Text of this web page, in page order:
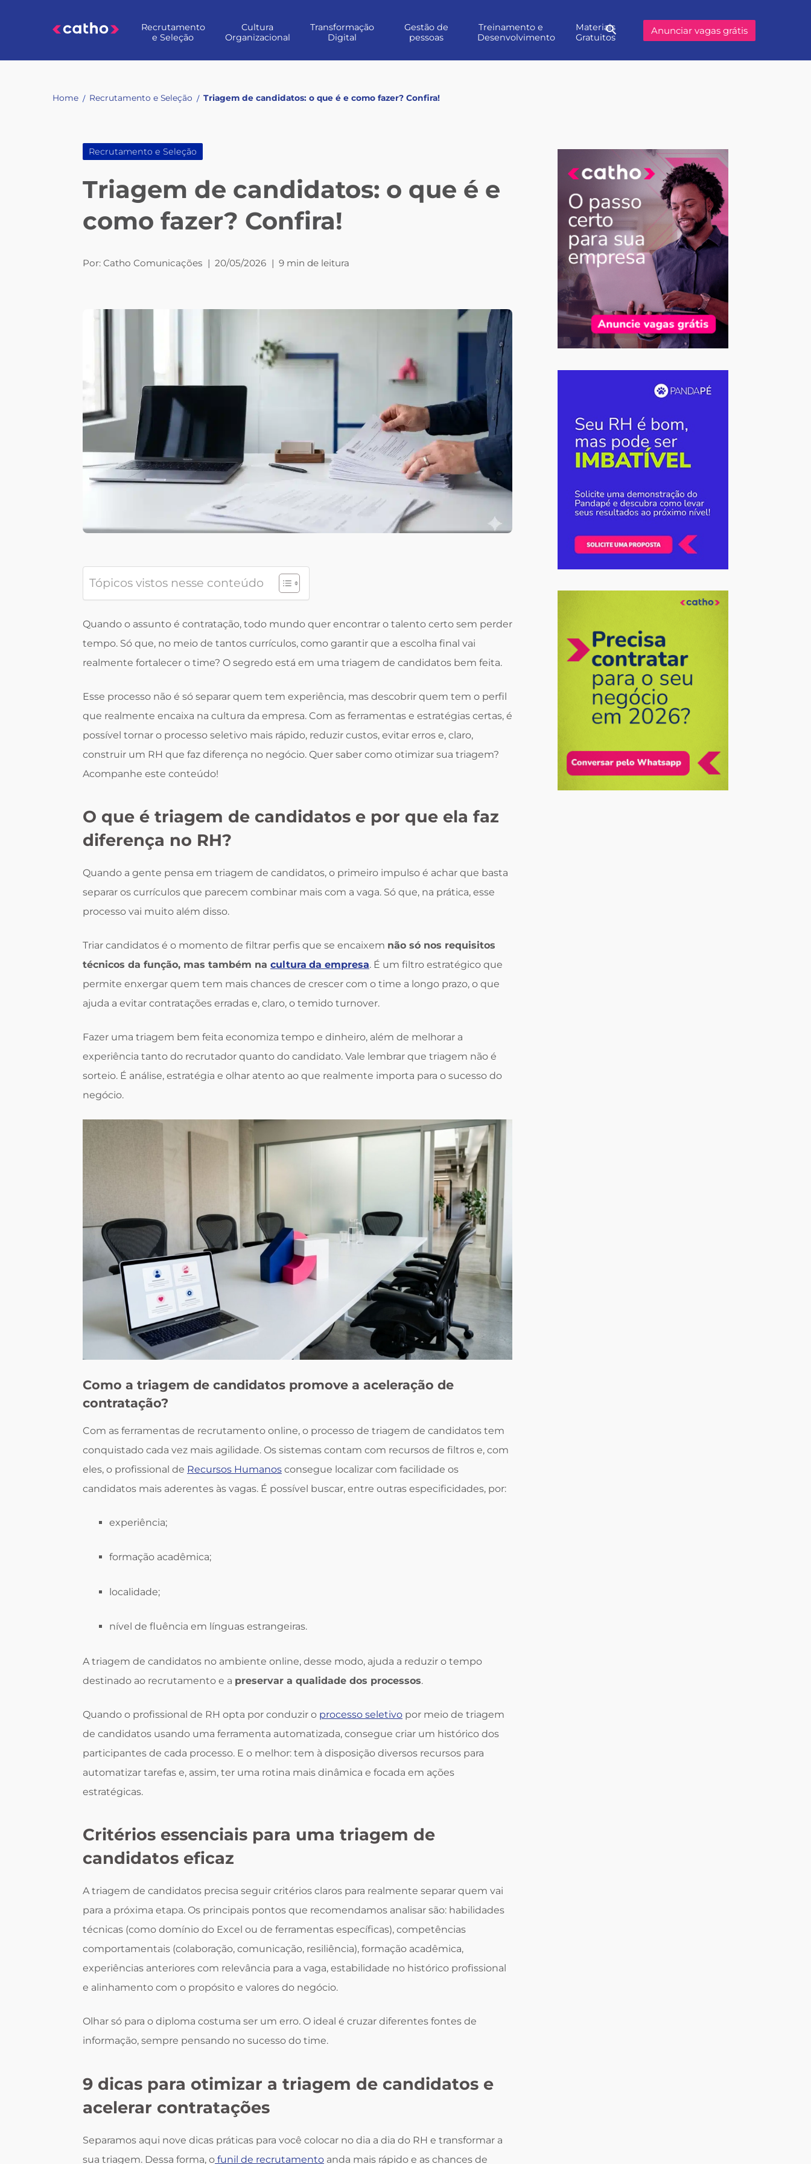
Recrutamento
e Seleção
Cultura
Organizacional
Transformação
Digital
Gestão de
pessoas
Treinamento e
Desenvolvimento
Materiais
Gratuitos
Anunciar vagas grátis
Home / Recrutamento e Seleção / Triagem de candidatos: o que é e como fazer? Confira!
Recrutamento e Seleção
Triagem de candidatos: o que é e
como fazer? Confira!
Por: Catho Comunicações | 20/05/2026 | 9 min de leitura
Tópicos vistos nesse conteúdo
Quando o assunto é contratação, todo mundo quer encontrar o talento certo sem perder
tempo. Só que, no meio de tantos currículos, como garantir que a escolha final vai
realmente fortalecer o time? O segredo está em uma triagem de candidatos bem feita.
Esse processo não é só separar quem tem experiência, mas descobrir quem tem o perfil
que realmente encaixa na cultura da empresa. Com as ferramentas e estratégias certas, é
possível tornar o processo seletivo mais rápido, reduzir custos, evitar erros e, claro,
construir um RH que faz diferença no negócio. Quer saber como otimizar sua triagem?
Acompanhe este conteúdo!
O que é triagem de candidatos e por que ela faz
diferença no RH?
Quando a gente pensa em triagem de candidatos, o primeiro impulso é achar que basta
separar os currículos que parecem combinar mais com a vaga. Só que, na prática, esse
processo vai muito além disso.
Triar candidatos é o momento de filtrar perfis que se encaixem não só nos requisitos
técnicos da função, mas também na cultura da empresa. É um filtro estratégico que
permite enxergar quem tem mais chances de crescer com o time a longo prazo, o que
ajuda a evitar contratações erradas e, claro, o temido turnover.
Fazer uma triagem bem feita economiza tempo e dinheiro, além de melhorar a
experiência tanto do recrutador quanto do candidato. Vale lembrar que triagem não é
sorteio. É análise, estratégia e olhar atento ao que realmente importa para o sucesso do
negócio.
Como a triagem de candidatos promove a aceleração de
contratação?
Com as ferramentas de recrutamento online, o processo de triagem de candidatos tem
conquistado cada vez mais agilidade. Os sistemas contam com recursos de filtros e, com
eles, o profissional de Recursos Humanos consegue localizar com facilidade os
candidatos mais aderentes às vagas. É possível buscar, entre outras especificidades, por:
experiência;
formação acadêmica;
localidade;
nível de fluência em línguas estrangeiras.
A triagem de candidatos no ambiente online, desse modo, ajuda a reduzir o tempo
destinado ao recrutamento e a preservar a qualidade dos processos.
Quando o profissional de RH opta por conduzir o processo seletivo por meio de triagem
de candidatos usando uma ferramenta automatizada, consegue criar um histórico dos
participantes de cada processo. E o melhor: tem à disposição diversos recursos para
automatizar tarefas e, assim, ter uma rotina mais dinâmica e focada em ações
estratégicas.
Critérios essenciais para uma triagem de
candidatos eficaz
A triagem de candidatos precisa seguir critérios claros para realmente separar quem vai
para a próxima etapa. Os principais pontos que recomendamos analisar são: habilidades
técnicas (como domínio do Excel ou de ferramentas específicas), competências
comportamentais (colaboração, comunicação, resiliência), formação acadêmica,
experiências anteriores com relevância para a vaga, estabilidade no histórico profissional
e alinhamento com o propósito e valores do negócio.
Olhar só para o diploma costuma ser um erro. O ideal é cruzar diferentes fontes de
informação, sempre pensando no sucesso do time.
9 dicas para otimizar a triagem de candidatos e
acelerar contratações
Separamos aqui nove dicas práticas para você colocar no dia a dia do RH e transformar a
sua triagem. Dessa forma, o funil de recrutamento anda mais rápido e as chances de